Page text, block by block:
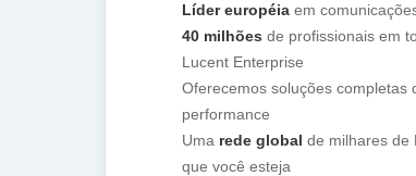
Líder européia em
40 milhões de profissionais em
Lucent Enterprise
Oferecemos soluções completas
performance
Uma rede global de milhares de
que você esteja